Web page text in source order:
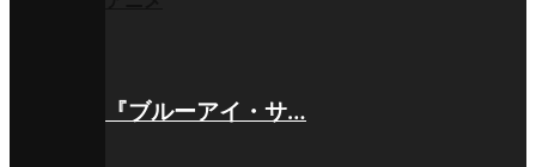
『ブルーアイ・サ…